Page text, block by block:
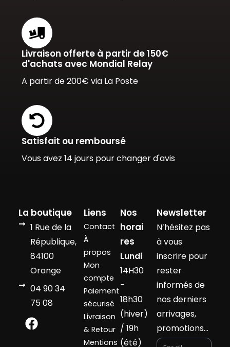
Livraison offerte à partir de 150€
d'achats avec Mondial Relay
A partir de 200€ via La Poste
Satisfait ou remboursé
Vous avez 14 jours pour changer d'avis
La boutique
1 Rue de la
République,
84100
Orange
04 90 34
75 08
Liens
Contact
À
propos
Mon
compte
Paiement
sécurisé
Livraison
& Retour
Mentions
Nos
horai
res
Lundi
14H30
-
18h30
(hiver)
/ 19h
(été)
Newsletter
N’hésitez pas
à vous
inscrire pour
rester
informés de
nos derniers
arrivages,
promotions…